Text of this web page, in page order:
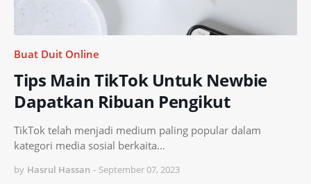
Buat Duit Online
Tips Main TikTok Untuk Newbie
Dapatkan Ribuan Pengikut
TikTok telah menjadi medium paling popular dalam
kategori media sosial berkaita…
by Hasrul Hassan - September 07, 2023